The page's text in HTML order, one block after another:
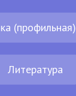
(профильная)
Литература